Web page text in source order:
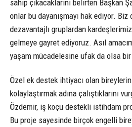
sahip çıkacaklarını belirten Başkan
onlar bu dayanışmayı hak ediyor. Biz
dezavantajlı gruplardan
gelmeye gayret ediyoruz. Asıl
yaşam mücadelesine ufak da olsa bir
Özel ek destek ihtiyacı olan bireylerin
kolaylaştırmak adına çalıştıklarını
Özdemir, iş koçu destekli istihdam
Bu proje sayesinde birçok engelli